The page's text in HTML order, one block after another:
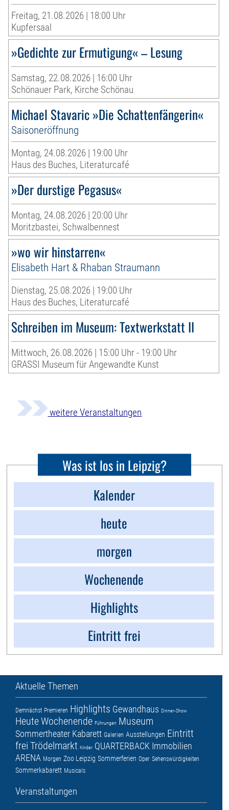
Freitag, 21.08.2026 | 18:00 Uhr
Kupfersaal
»Gedichte zur Ermutigung« – Lesung
Samstag, 22.08.2026 | 16:00 Uhr
Schönauer Park, Kirche Schönau
Michael Stavaric »Die Schattenfängerin«
Saisoneröffnung
Montag, 24.08.2026 | 19:00 Uhr
Haus des Buches, Literaturcafé
»Der durstige Pegasus«
Montag, 24.08.2026 | 20:00 Uhr
Moritzbastei, Schwalbennest
»wo wir hinstarren«
Elisabeth Hart & Rhaban Straumann
Dienstag, 25.08.2026 | 19:00 Uhr
Haus des Buches, Literaturcafé
Schreiben im Museum: Textwerkstatt II
Mittwoch, 26.08.2026 | 15:00 Uhr - 19:00 Uhr
GRASSI Museum für Angewandte Kunst
weitere Veranstaltungen
Was ist los in Leipzig?
Kalender
heute
morgen
Wochenende
Highlights
Eintritt frei
Aktuelle Themen
Demnächst Premieren Highlights Gewandhaus Dinner-Show
HeuteWochenende Führungen Museum
Sommertheater Kabarett Galerien Ausstellungen Eintritt
frei Trödelmarkt Kinder QUARTERBACK Immobilien
ARENA Morgen Zoo Leipzig Sommerferien Oper Sehenswürdigkeiten
Sommerkabarett Musicals
Veranstaltungen